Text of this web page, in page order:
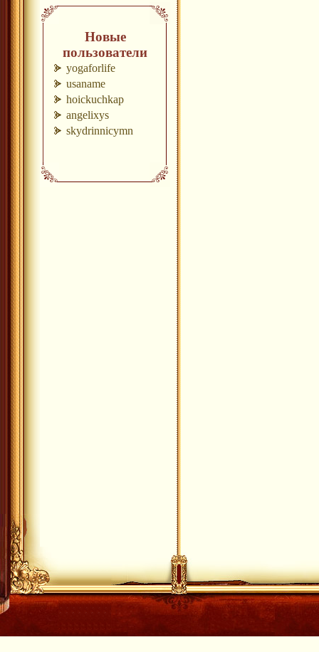
Новые
пользователи
yogaforlife
usaname
hoickuchkap
angelixys
skydrinnicymn